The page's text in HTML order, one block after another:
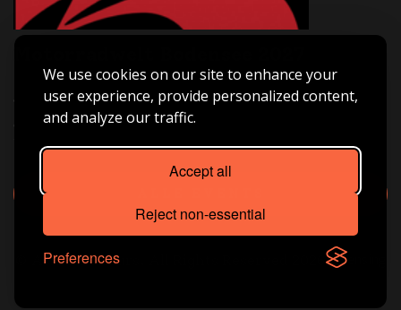
We use cookies on our site to enhance your
user experience, provide personalized content,
and analyze our traffic.
Accept all
Reject non-essential
Preferences
Asia Bike Tours ist live dabei – Halle B3 | Stand B3-209.
Triff uns vor Ort, hol dir Inspiration für deine nächste
große Motorradreise und tauch ein in die Welt von
Freiheit, Abenteuer und echtem Fernweh.
© Asia Bike Tours. All Rights Reserved 2026.Licensing